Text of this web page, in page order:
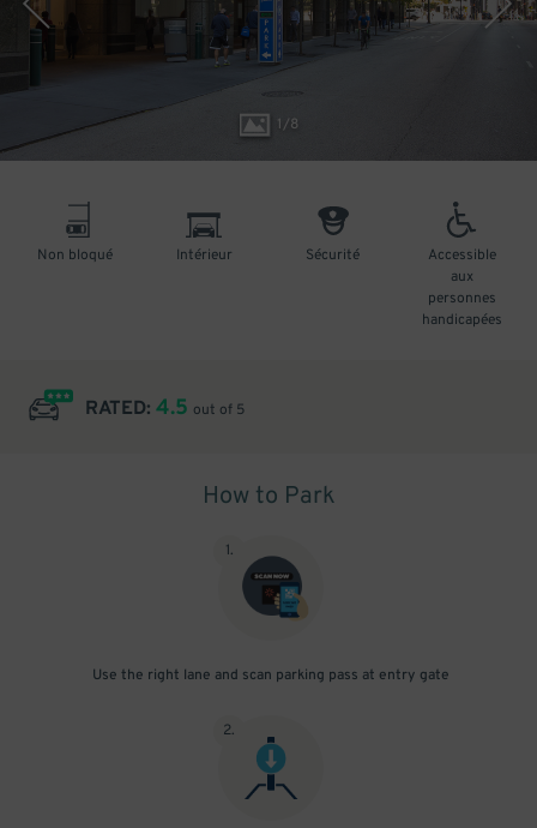
1/8
Non bloqué Intérieur Sécurité
Accessible
aux
personnes
handicapées
RATED: 4.5 out of 5
How to Park
1.
Use the right lane and scan parking pass at entry gate
2.